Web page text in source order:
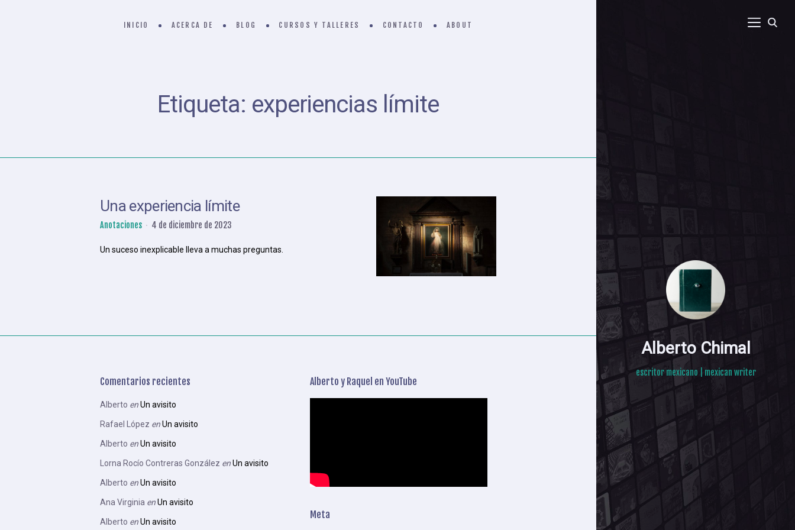
Alberto Chimal
escritor mexicano | mexican writer
INICIO ACERCA DE BLOG CURSOS Y TALLERES CONTACTO ABOUT
Etiqueta: experiencias límite
Una experiencia límite
Anotaciones 4 de diciembre de 2023
Un suceso inexplicable lleva a muchas preguntas.
Comentarios recientes
Alberto enUn avisito
Rafael López enUn avisito
Alberto enUn avisito
Lorna Rocío Contreras González enUn avisito
Alberto enUn avisito
Ana Virginia enUn avisito
Alberto enUn avisito
Alberto y Raquel en YouTube
Meta